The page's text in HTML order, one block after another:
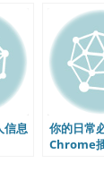
信息
你的日常
Chrome